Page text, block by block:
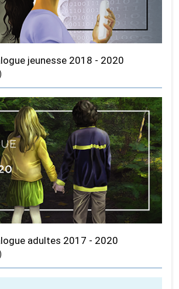
jeunesse 2018 - 2020
adultes 2017 - 2020